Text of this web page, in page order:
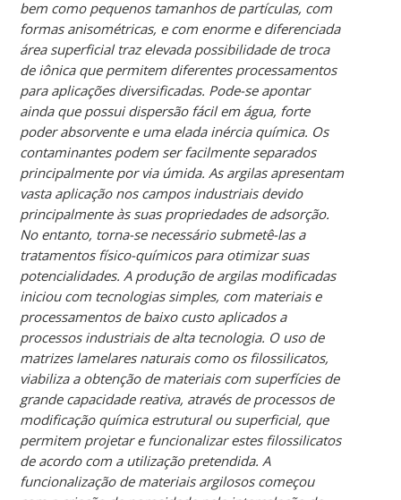
bem como pequenos tamanhos de partículas, com
formas anisométricas, e com enorme e diferenciada
área superficial traz elevada possibilidade de troca
de iônica que permitem diferentes processamentos
para aplicações diversificadas. Pode-se apontar
ainda que possui dispersão fácil em água, forte
poder absorvente e uma elada inércia química. Os
contaminantes podem ser facilmente separados
principalmente por via úmida. As argilas apresentam
vasta aplicação nos campos industriais devido
principalmente às suas propriedades de adsorção.
No entanto, torna-se necessário submetê-las a
tratamentos físico-químicos para otimizar suas
potencialidades. A produção de argilas modificadas
iniciou com tecnologias simples, com materiais e
processamentos de baixo custo aplicados a
processos industriais de alta tecnologia. O uso de
matrizes lamelares naturais como os filossilicatos,
viabiliza a obtenção de materiais com superfícies de
grande capacidade reativa, através de processos de
modificação química estrutural ou superficial, que
permitem projetar e funcionalizar estes filossilicatos
de acordo com a utilização pretendida. A
funcionalização de materiais argilosos começou